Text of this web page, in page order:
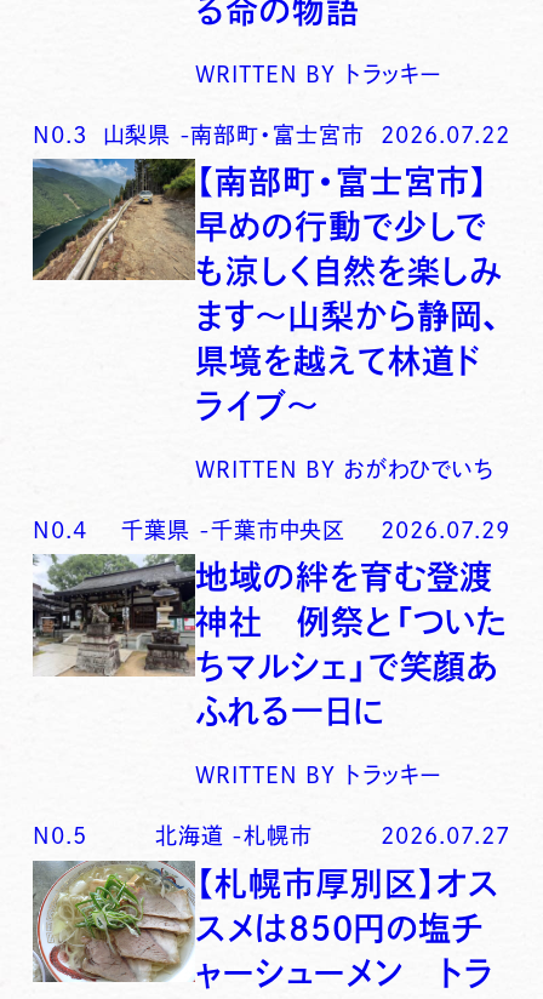
る命の物語
WRITTEN BY トラッキー
N0. 3 山梨県 -南部町・富士宮市 2026.07.22
【南部町・富士宮市】
早めの行動で少しで
も涼しく自然を楽しみ
ます〜山梨から静岡、
県境を越えて林道ド
ライブ〜
WRITTEN BY おがわひでいち
N0.4 千葉県 -千葉市中央区 2026.07.29
地域の絆を育む登渡
神社 例祭と「ついた
ちマルシェ」で笑顔あ
ふれる一日に
WRITTEN BY トラッキー
N0. 5 北海道 -札幌市 2026.07.27
【札幌市厚別区】オス
スメは850円の塩チ
ャーシューメン トラ